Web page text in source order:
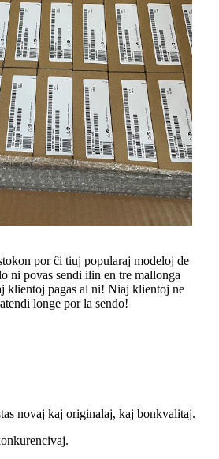
por ĉi tiuj popularaj modeloj de
ni povas sendi ilin en tre mallonga
klientoj pagas al ni! Niaj klientoj ne
longe por la sendo!
novaj kaj originalaj, kaj bonkvalitaj.